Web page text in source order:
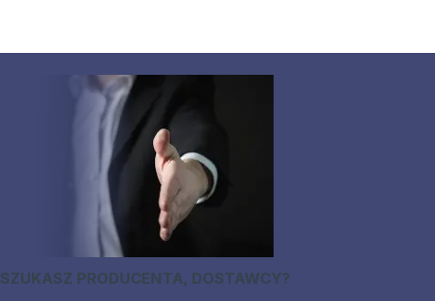
SZUKASZ PRODUCENTA, DOSTAWCY?